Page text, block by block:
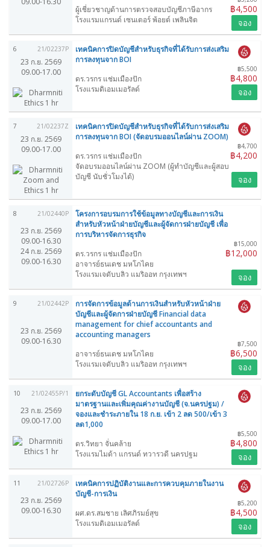
฿4,500
ผู้เชี่ยวชาญด้านการตรวจสอบบัญชีภาษีอากร
โรงแรมแกรนด์ เซนเตอร์ พ้อยต์ เพลินจิต
จอง
6 21/02237P
23 ก.ย. 2569
09.00-17.00
เทคนิคการปิดบัญชีสำหรับธุรกิจที่ได้รับการส่งเสริม
การลงทุนจาก BOI
฿5,500
฿4,800
ดร.วรกร แช่มเมืองปัก
โรงแรมดิเอมเมอรัลด์
จอง
7 21/02237Z
23 ก.ย. 2569
09.00-17.00
เทคนิคการปิดบัญชีสำหรับธุรกิจที่ได้รับการส่งเสริม
การลงทุนจาก BOI (จัดอบรมออนไลน์ผ่าน ZOOM)
฿4,700
฿4,200
ดร.วรกร แช่มเมืองปัก
จัดอบรมออนไลน์ผ่าน ZOOM (ผู้ทำบัญชีและผู้สอบ
บัญชี นับชั่วโมงได้)
จอง
8 21/02440P
23 ก.ย. 2569
09.00-16.30
24 ก.ย. 2569
09.00-16.30
โครงการอบรมการใช้ข้อมูลทางบัญชีและการเงิน
สำหรับหัวหน้าฝ่ายบัญชีและผู้จัดการฝ่ายบัญชี เพื่อ
การบริหารจัดการธุรกิจ
฿15,000
฿12,000
ดร.วรกร แช่มเมืองปัก
อาจารย์ธนเดช มหโภไคย
โรงแรมเจดับบลิว แมริออท กรุงเทพฯ
จอง
9 21/02442P
23 ก.ย. 2569
09.00-16.30
การจัดการข้อมูลด้านการเงินสำหรับหัวหน้าฝ่าย
บัญชีและผู้จัดการฝ่ายบัญชี Financial data
management for chief accountants and
accounting managers
฿7,500
฿6,500
อาจารย์ธนเดช มหโภไคย
โรงแรมเจดับบลิว แมริออท กรุงเทพฯ
จอง
10 21/02455P/1
23 ก.ย. 2569
09.00-17.00
ยกระดับบัญชี GL Accountants เพื่อสร้าง
มาตรฐานและเพิ่มคุณค่างานบัญชี (จ.นครปฐม) /
จองและชำระภายใน 18 ก.ย. เข้า 2 ลด 500/เข้า 3
ลด1,000
฿5,500
฿4,800
ดร.วิทยา จั่นคล้าย
โรงแรมไมด้า แกรนด์ ทวารวดี นครปฐม
จอง
11 21/02726P
23 ก.ย. 2569
09.00-16.30
เทคนิคการปฏิบัติงานและการควบคุมภายในงาน
บัญชี-การเงิน
฿5,200
฿4,500
ผศ.ดร.สมชาย เลิศภิรมย์สุข
โรงแรมดิเอมเมอรัลด์
จอง